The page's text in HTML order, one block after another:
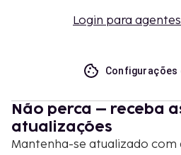
Login para
Configurações
Não perca – receba
atualizações
Mantenha-se atualizado com